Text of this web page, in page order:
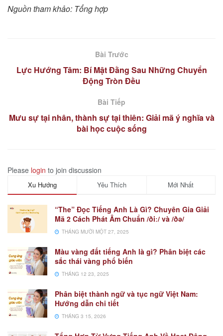
Nguồn tham khảo: Tổng hợp
Bài Trước
Lực Hướng Tâm: Bí Mật Đằng Sau Những Chuyển
Động Tròn Đều
Bài Tiếp
Mưu sự tại nhân, thành sự tại thiên: Giải mã ý nghĩa và
bài học cuộc sống
Please login to join discussion
Xu Hướng Yêu Thích Mới Nhất
“The” Đọc Tiếng Anh Là Gì? Chuyên Gia Giải
Mã 2 Cách Phát Âm Chuẩn /ðiː/ và /ðə/
THÁNG MƯỜI MỘT 27, 2025
Màu vàng đất tiếng Anh là gì? Phân biệt các
sắc thái vàng phổ biến
THÁNG 12 23, 2025
Phân biệt thành ngữ và tục ngữ Việt Nam:
Hướng dẫn chi tiết
THÁNG 3 15, 2026